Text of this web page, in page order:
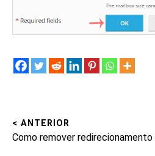
Navegação
< ANTERIOR
Post
Como remover